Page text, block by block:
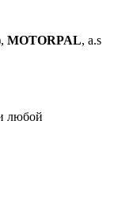
MOTORPAL, a.s
любой